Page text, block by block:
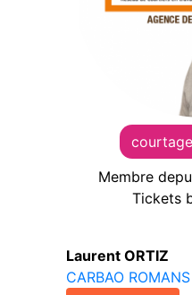
Membre
Tickets
Laurent ORTIZ
CARBAO